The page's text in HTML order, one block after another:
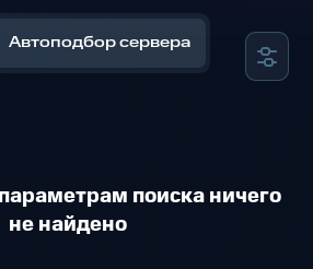
Автоподбор сервера
поиска ничего
не найдено